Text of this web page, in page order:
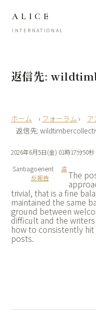
ALICE
INTERNATIONAL
返信先:
› フォーラム › ア
返信先:
2026年6月5日(金) 01時17分50秒
Santiagoenent
違
反報告
The
trivial, that is a fine
maintained the same
ground between
difficult and the
how to consistently
posts.